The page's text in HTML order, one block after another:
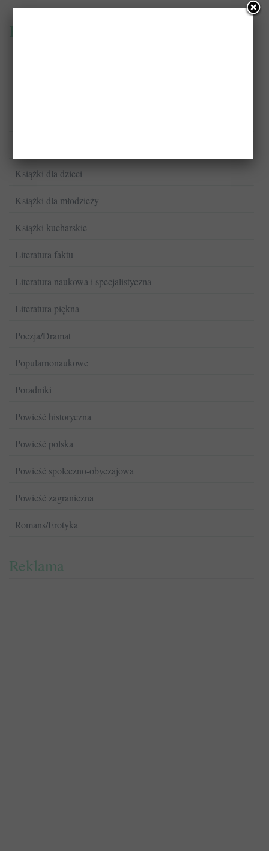
Kategorie
Książki dla dzieci
Książki dla młodzieży
Książki kucharskie
Literatura faktu
Literatura naukowa i specjalistyczna
Literatura piękna
Poezja/Dramat
Popularnonaukowe
Poradniki
Powieść historyczna
Powieść polska
Powieść społeczno-obyczajowa
Powieść zagraniczna
Romans/Erotyka
Reklama